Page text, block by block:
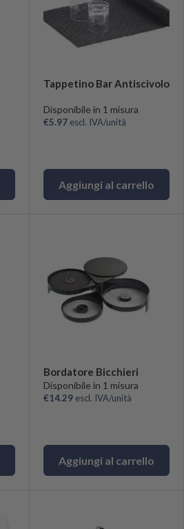
Tappetino Bar Antiscivolo
Disponibile in 1 misura
€5.97 escl. IVA/unità
Aggiungi al carrello
Bordatore Bicchieri
Disponibile in 1 misura
€14.29 escl. IVA/unità
Aggiungi al carrello